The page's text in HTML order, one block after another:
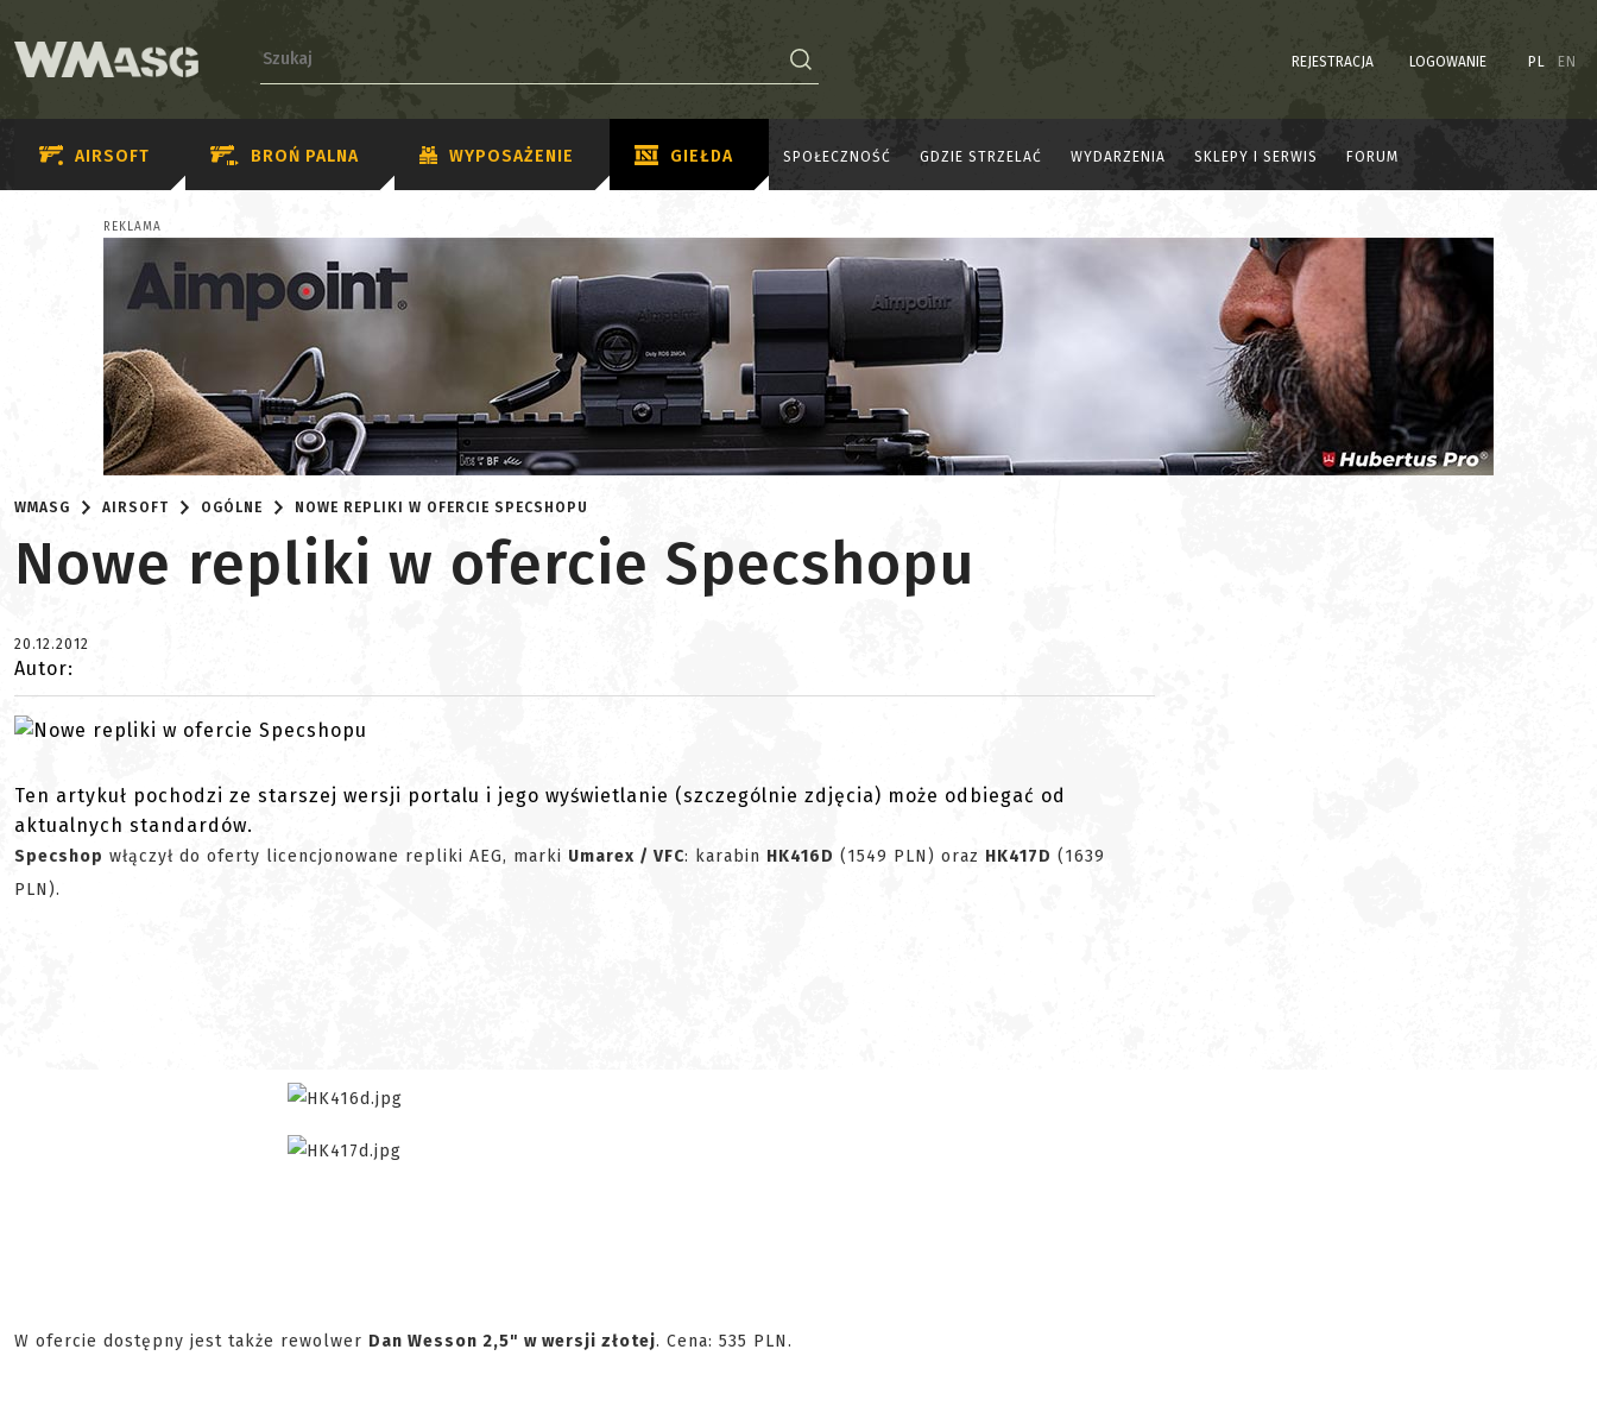
REJESTRACJA LOGOWANIE PL EN
AIRSOFT BROŃ PALNA WYPOSAŻENIE GIEŁDA SPOŁECZNOŚĆ GDZIE STRZELAĆ WYDARZENIA SKLEPY I SERWIS FORUM
REKLAMA
WMASG AIRSOFT OGÓLNE NOWE REPLIKI W OFERCIE SPECSHOPU
Nowe repliki w ofercie Specshopu
20.12.2012
Autor:
Ten artykuł pochodzi ze starszej wersji portalu i jego wyświetlanie (szczególnie zdjęcia) może odbiegać od
aktualnych standardów.
Specshop włączył do oferty licencjonowane repliki AEG, marki Umarex / VFC: karabin HK416D (1549 PLN) oraz HK417D (1639
PLN).
W ofercie dostępny jest także rewolwer Dan Wesson 2,5" w wersji złotej. Cena: 535 PLN.